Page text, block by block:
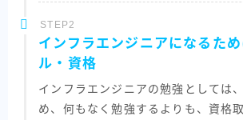
STEP2
インフラエンジニアになるた
ル・資格
インフラエンジニアの勉強としては
め、何もなく勉強するよりも、資格